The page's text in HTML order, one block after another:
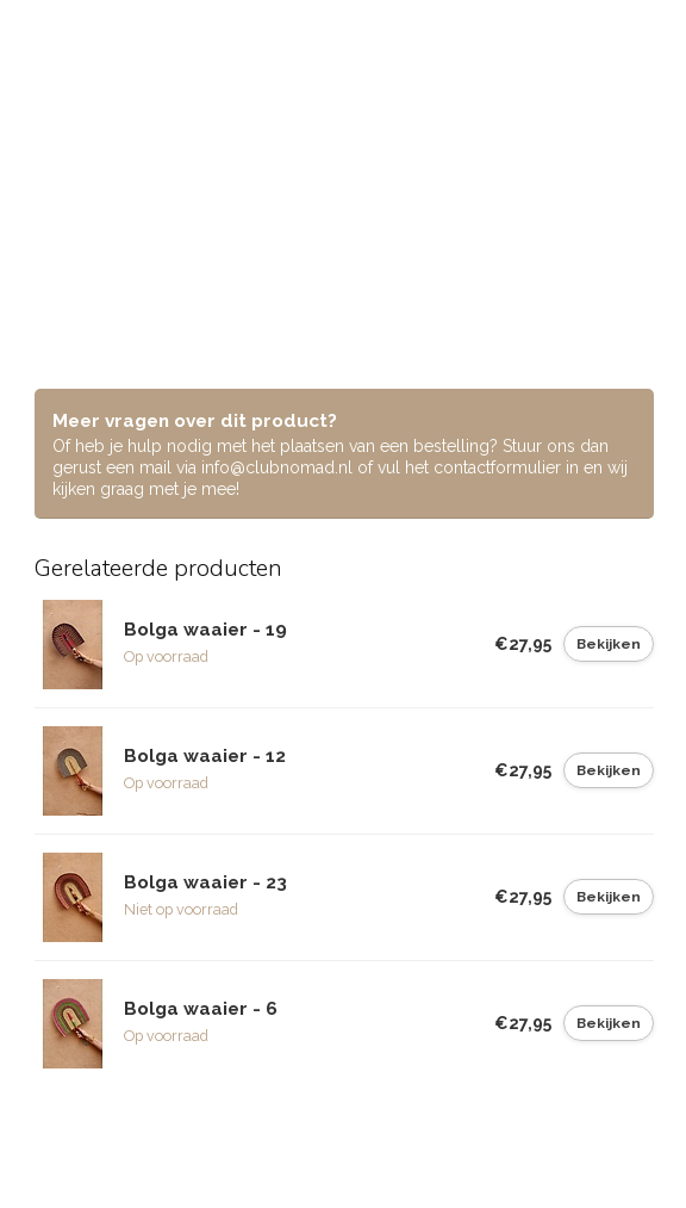
Meer vragen over dit product?
Of heb je hulp nodig met het plaatsen van een bestelling? Stuur ons dan
gerust een mail via info@clubnomad.nl
of vul het contactformulier in en wij
kijken graag met je mee!
Gerelateerde producten
Bolga waaier - 19
Op voorraad
€27,95 Bekijken
Bolga waaier - 12
Op voorraad
€27,95 Bekijken
Bolga waaier - 23
Niet op voorraad
€27,95 Bekijken
Bolga waaier - 6
Op voorraad
€27,95 Bekijken